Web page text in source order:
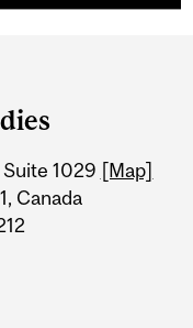
1029 [Map]
Canada